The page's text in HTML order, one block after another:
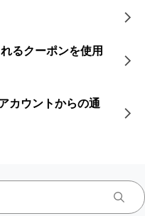
るクーポンを使用
カウントからの通